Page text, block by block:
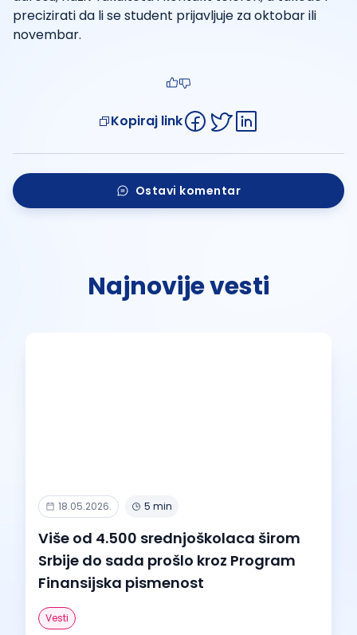
precizirati da li se student prijavljuje za oktobar ili
novembar.
Kopiraj link
Ostavi komentar
Najnovije vesti
18.05.2026. 5 min
Više od 4.500 srednjoškolaca širom
Srbije do sada prošlo kroz Program
Finansijska pismenost
Vesti